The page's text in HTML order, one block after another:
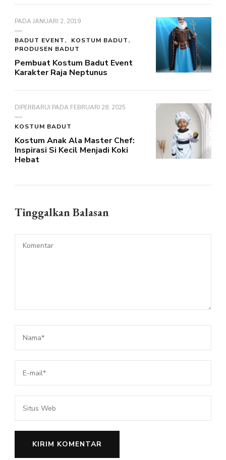
PADAJANUARI 2, 2019
BADUT EVENT
KOSTUM BADUT
PRODUSEN BADUT
Pembuat Kostum Badut Event
Karakter Raja Neptunus
DIPERBARUI PADA FEBRUARI 28, 2025
KOSTUM BADUT
Kostum Anak Ala Master Chef:
Inspirasi Si Kecil Menjadi Koki
Hebat
Tinggalkan Balasan